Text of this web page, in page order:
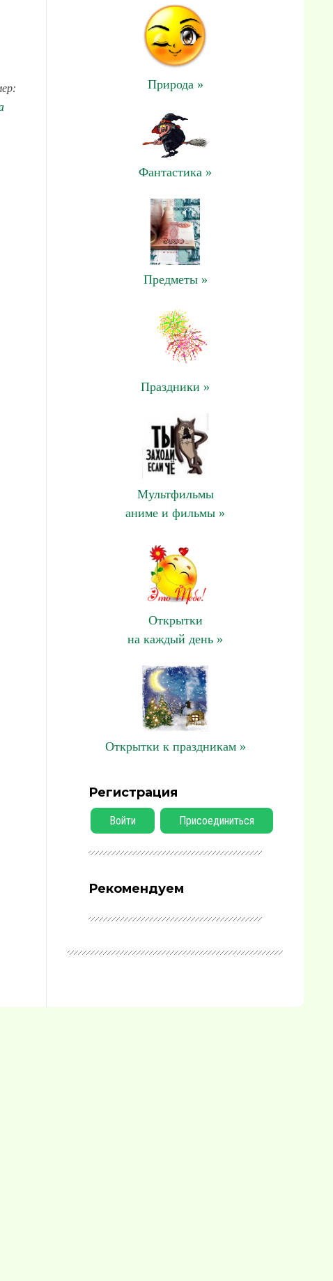
Природа »
Фантастика »
Предметы »
Праздники »
Мультфильмы
аниме и фильмы »
Открытки
на каждый день »
Открытки к праздникам »
Регистрация
Войти Присоединиться
Рекомендуем